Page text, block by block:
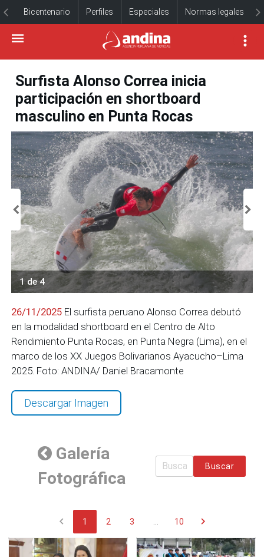
Bicentenario Perfiles Especiales Normas legales
Surfista Alonso Correa inicia
participación en shortboard
masculino en Punta Rocas
1 de 4
26/11/2025 El surfista peruano Alonso Correa debutó
en la modalidad shortboard en el Centro de Alto
Rendimiento Punta Rocas, en Punta Negra (Lima), en el
marco de los XX Juegos Bolivarianos Ayacucho–Lima
2025. Foto: ANDINA/ Daniel Bracamonte
Descargar Imagen
Galería
Fotográfica
Buscar
chevron_left 1 2 3 10 chevron_right